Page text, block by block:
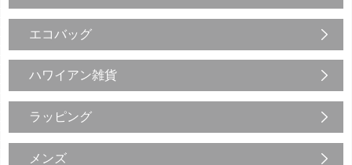
エコバッグ
ハワイアン雑貨
ラッピング
メンズ